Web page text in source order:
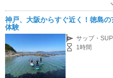
間が異なります。 不定休です。 レ
て調整いたします。
神戸、大阪からすぐ近く！徳島
体験
サップ・
1時間